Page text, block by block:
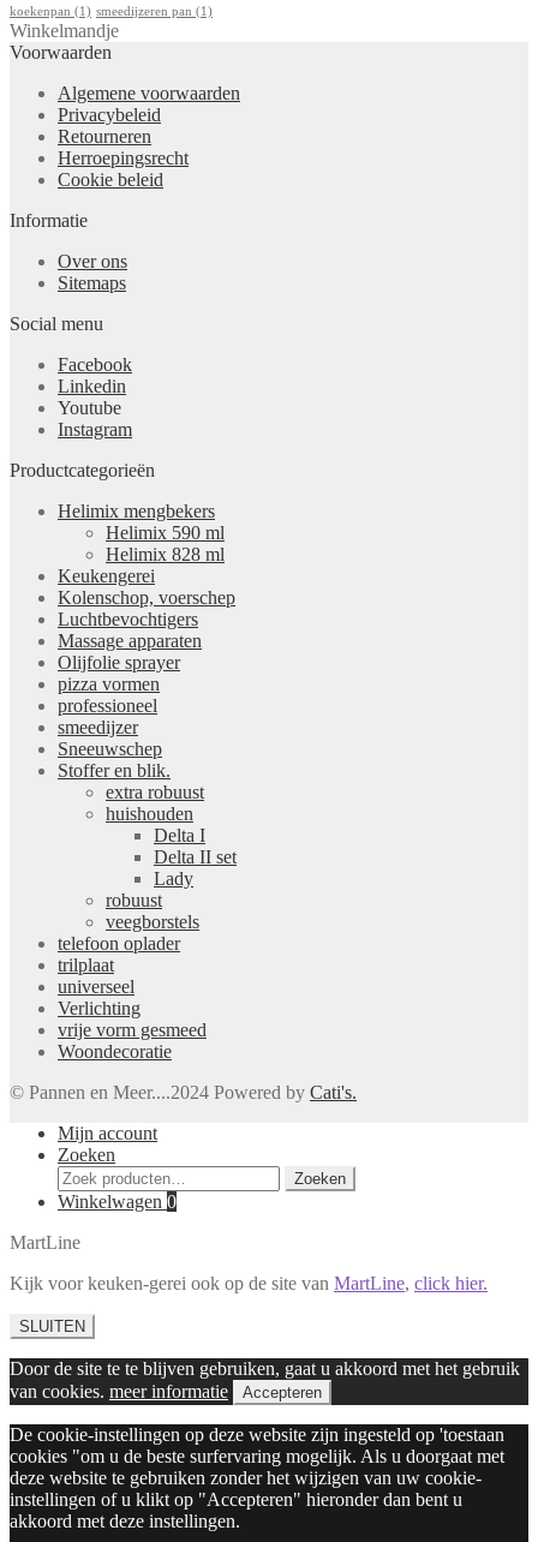
koekenpan (1) smeedijzeren pan (1)
Winkelmandje
Voorwaarden
Algemene voorwaarden
Privacybeleid
Retourneren
Herroepingsrecht
Cookie beleid
Informatie
Over ons
Sitemaps
Social menu
Facebook
Linkedin
Youtube
Instagram
Productcategorieën
Helimix mengbekers
Helimix 590 ml
Helimix 828 ml
Keukengerei
Kolenschop, voerschep
Luchtbevochtigers
Massage apparaten
Olijfolie sprayer
pizza vormen
professioneel
smeedijzer
Sneeuwschep
Stoffer en blik.
extra robuust
huishouden
Delta I
Delta II set
Lady
robuust
veegborstels
telefoon oplader
trilplaat
universeel
Verlichting
vrije vorm gesmeed
Woondecoratie
© Pannen en Meer....2024 Powered by Cati's.
Mijn account
Zoeken
Zoeken
naar:
Zoeken
Winkelwagen 0
MartLine
Kijk voor keuken-gerei ook op de site van MartLine, click hier.
SLUITEN
Door de site te te blijven gebruiken, gaat u akkoord met het gebruik
van cookies. meer informatie Accepteren
De cookie-instellingen op deze website zijn ingesteld op 'toestaan
cookies "om u de beste surfervaring mogelijk. Als u doorgaat met
deze website te gebruiken zonder het wijzigen van uw cookie-
instellingen of u klikt op "Accepteren" hieronder dan bent u
akkoord met deze instellingen.